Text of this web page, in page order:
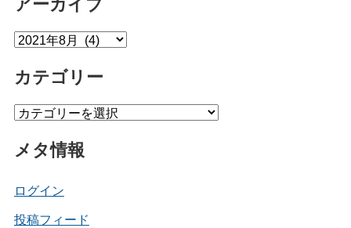
ア
カ
ブ
カテゴリー
カ
ゴ
ー
メタ情報
ログイン
投稿フィード